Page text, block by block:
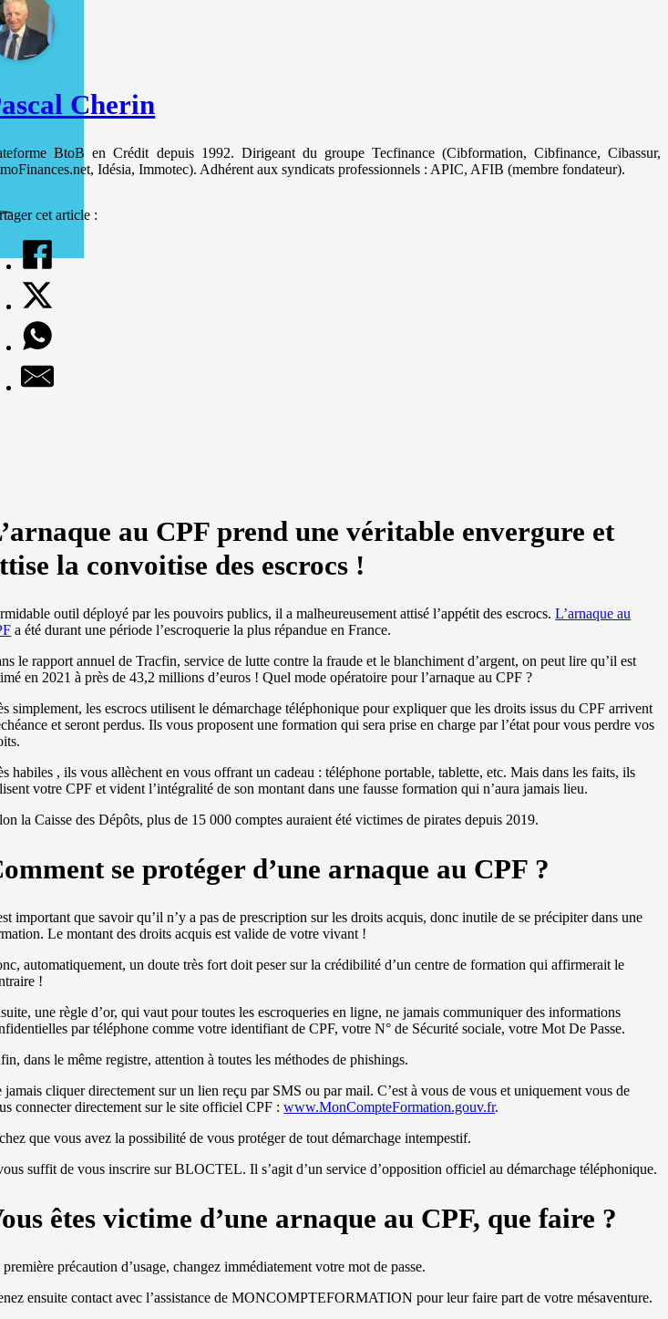
Cherin
BtoB en Crédit depuis 1992. Dirigeant du groupe Tecfinance (Cibformation, Cibfinance, Cibassur,
Idésia, Immotec). Adhérent aux syndicats professionnels : APIC, AFIB (membre fondateur).
cet article :
au CPF prend une véritable envergure et
la convoitise des escrocs !
outil déployé par les pouvoirs publics, il a malheureusement attisé l’appétit des escrocs.L’arnaque au
a été durant une période l’escroquerie la plus répandue en France.
le rapport annuel de Tracfin, service de lutte contre la fraude et le blanchiment d’argent, on peut lire qu’il est
en 2021 à près de 43,2 millions d’euros ! Quel mode opératoire pour l’arnaque au CPF ?
simplement, les escrocs utilisent le démarchage téléphonique pour expliquer que les droits issus du CPF arrivent
et seront perdus. Ils vous proposent une formation qui sera prise en charge par l’état pour vous perdre vos
habiles , ils vous allèchent en vous offrant un cadeau : téléphone portable, tablette, etc. Mais dans les faits, ils
votre CPF et vident l’intégralité de son montant dans une fausse formation qui n’aura jamais lieu.
la Caisse des Dépôts, plus de 15 000 comptes auraient été victimes de pirates depuis 2019.
se protéger d’une arnaque au CPF ?
important que savoir qu’il n’y a pas de prescription sur les droits acquis, donc inutile de se précipiter dans une
Le montant des droits acquis est valide de votre vivant !
automatiquement, un doute très fort doit peser sur la crédibilité d’un centre de formation qui affirmerait le
!
une règle d’or, qui vaut pour toutes les escroqueries en ligne, ne jamais communiquer des informations
par téléphone comme votre identifiant de CPF, votre N° de Sécurité sociale, votre Mot De Passe.
dans le même registre, attention à toutes les méthodes de phishings.
jamais cliquer directement sur un lien reçu par SMS ou par mail. C’est à vous de vous et uniquement vous de
connecter directement sur le site officiel CPF :www.MonCompteFormation.gouv.fr.
que vous avez la possibilité de vous protéger de tout démarchage intempestif.
suffit de vous inscrire sur BLOCTEL. Il s’agit d’un service d’opposition officiel au démarchage téléphonique.
êtes victime d’une arnaque au CPF, que faire ?
précaution d’usage, changez immédiatement votre mot de passe.
ensuite contact avec l’assistance de MONCOMPTEFORMATION pour leur faire part de votre mésaventure.
chances de
voir du
offres
personnalisés.